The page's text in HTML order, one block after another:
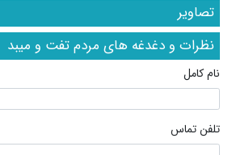
تصاویر
نظرات و دغدغه های مردم تفت و میبد
نام کامل
تلفن تماس